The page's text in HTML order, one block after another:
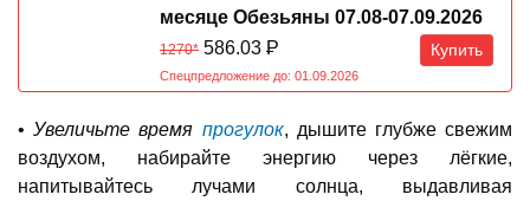
месяце Обезьяны 07.08-07.09.2026
1270* 586.03 Р Купить
Спецпредложение до: 01.09.2026
•Увеличьте время прогулок, дышите глубже свежим
воздухом, набирайте энергию через лёгкие,
напитывайтесь лучами солнца, выдавливая